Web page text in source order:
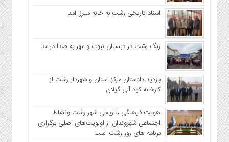
رسانه
سیاست
حفظ
حریم
خصوصی
اسناد تاریخی رشت به خانه میرزا آمد
زنگ رشت در دبستان نبوت و مهر به صدا درآمد
بازدید دادستان مرکز استان و شهردار رشت از
کارخانه کود آلی گیلان
هویت فرهنگی ،تاریخی شهر رشت ونشاط
اجتماعی شهروندان از اولویت‌های اصلی برگزاری
برنامه های روز رشت است